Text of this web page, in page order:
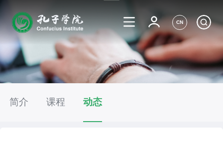
CN
简介 课程 动态